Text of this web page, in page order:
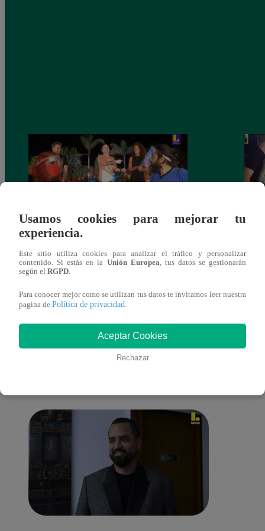
a la ‘Carta dulce’ en Noche de Patas
al
También te puede
interesar
Usamos cookies para mejorar tu
experiencia.
Este sitio utiliza cookies para analizar el tráfico y personalizar
contenido. Si estás en la Unión Europea , tus datos se gestionarán
según el RGPD
Para conocer mejor como se utilizan tus datos te invitamos leer nuestra
pagina de Política de privacidad
Aceptar Cookies
Rechazar